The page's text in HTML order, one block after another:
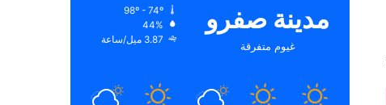
مدينة صفرو
غيوم متفرقة
44%
3.87 ميل/ساعة